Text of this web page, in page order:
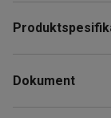
av smådeler
Bredde: 925
Dokument